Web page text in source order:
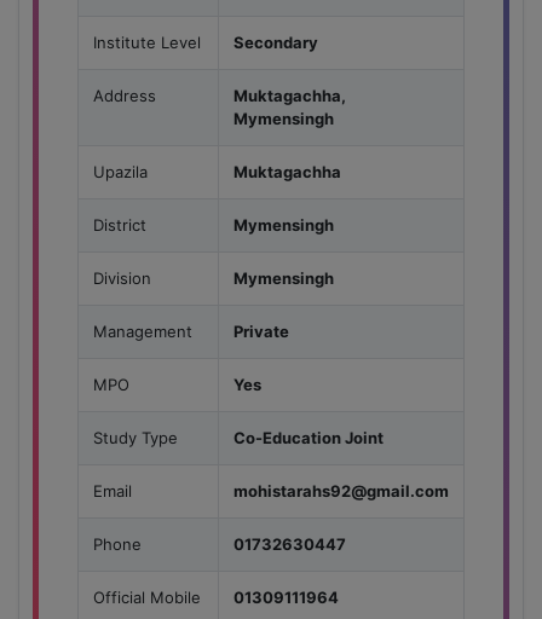
Institute Level Secondary
Address
Muktagachha,
Mymensingh
Upazila Muktagachha
District Mymensingh
Division Mymensingh
Management Private
MPO Yes
Study Type Co-Education Joint
Email mohistarahs92@gmail.com
Phone 01732630447
Official Mobile 01309111964